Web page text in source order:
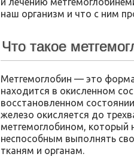
наш организм и что с ним
Что такое
Метгемоглобин — это
находится в окисленном
восстановленном
железо окисляется до
метгемоглобином, который
неспособным выполнять
тканям и органам.